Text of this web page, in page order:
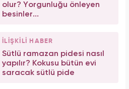
olur? Yorgunluğu önleyen
besinler...
İLİŞKİLİ HABER
Sütlü ramazan pidesi nasıl
yapılır? Kokusu bütün evi
saracak sütlü pide